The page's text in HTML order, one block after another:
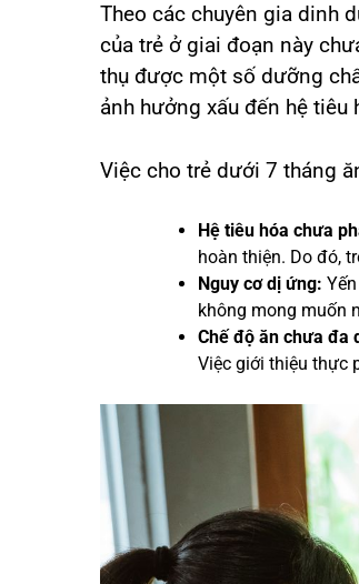
Theo các chuyên gia dinh
của trẻ ở giai đoạn này
thụ được một số dưỡng
ảnh hưởng xấu đến hệ tiêu
Việc cho trẻ dưới 7 tháng
Hệ tiêu hóa chưa
hoàn thiện. Do đó,
Nguy cơ dị ứng:
không mong muốn
Chế độ ăn chưa đa
Việc giới thiệu thực